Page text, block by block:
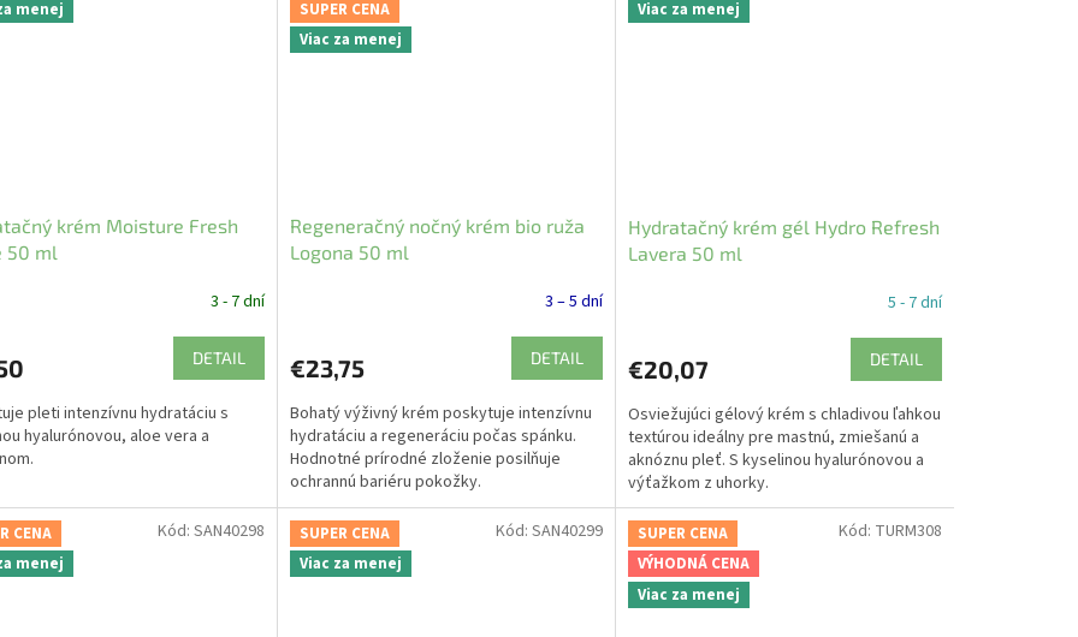
menej
krém Moisture Fresh
50 ml
3 - 7 dní
DETAIL
pleti intenzívnu hydratáciu s
hyalurónovou, aloe vera a
SUPER CENA
Viac za menej
Regeneračný nočný krém bio ruža
Logona 50 ml
3 – 5 dní
€23,75 DETAIL
Bohatý výživný krém poskytuje intenzívnu
hydratáciu a regeneráciu počas spánku.
Hodnotné prírodné zloženie posilňuje
ochrannú bariéru pokožky.
Viac za menej
Hydratačný krém gél Hydro Refresh
Lavera 50 ml
5 - 7 dní
€20,07 DETAIL
Osviežujúci gélový krém s chladivou ľahkou
textúrou ideálny pre mastnú, zmiešanú a
aknóznu pleť. S kyselinou hyalurónovou a
výťažkom z uhorky.
CENA
menej
Kód: SAN40298
SUPER CENA
Viac za menej
Kód: SAN40299
SUPER CENA
VÝHODNÁ CENA
Viac za menej
Kód: TURM308